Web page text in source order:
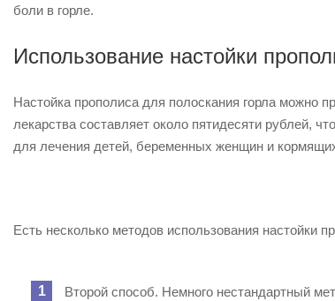
боли в горле.
Использование настойки
Настойка прополиса для полоскания горла можно
лекарства составляет около пятидесяти рублей,
для лечения детей, беременных женщин и
Есть несколько методов использования настойки
Второй способ. Немного нестандартный